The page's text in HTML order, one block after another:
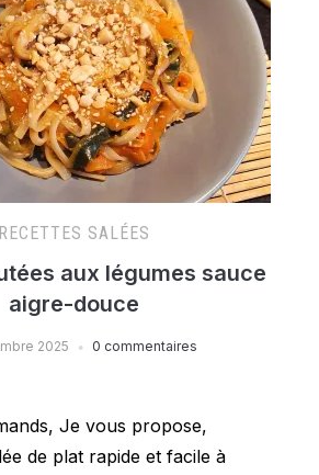
RECETTES SALÉES
aux légumes sauce
aigre-douce
2025 0 commentaires
Je vous propose,
de plat rapide et facile à